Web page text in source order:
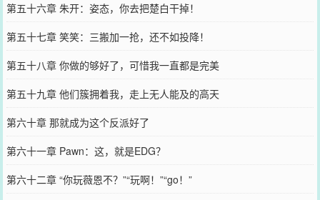
第五十六章 朱开：姿态，你去把楚白干掉！
第五十七章 笑笑：三搬加一抢，还不如投降！
第五十八章 你做的够好了，可惜我一直都是完美
第五十九章 他们簇拥着我，走上无人能及的高天
第六十章 那就成为这个反派好了
第六十一章 Pawn：这，就是EDG？
第六十二章 “你玩薇恩不？”“玩啊！”“go！”